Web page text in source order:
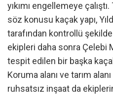
yıkımı engellemeye
söz konusu kaçak yapı,
tarafından kontrollü şekilde
ekipleri daha sonra Çelebi
tespit edilen bir başka
Koruma alanı ve tarım
ruhsatsız inşaat da ekiplerin